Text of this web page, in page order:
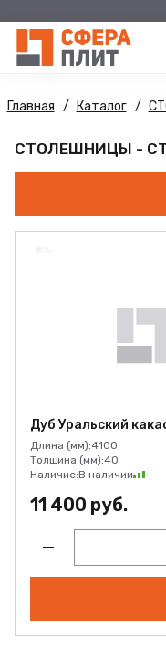
Главная Каталог
СТОЛЕШНИЦЫ -
Дуб Уральский
Длина (мм):4100
Толщина (мм):40
Наличие:В наличии
11 400 руб.